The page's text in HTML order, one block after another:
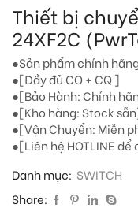
Thiết bị
24XF2C
●Sản phẩm chính
●[Đầy đủ CO + CQ ]
●[Bảo Hành: Chính
●[Kho hàng: Stock
●[Vận Chuyển: Miễn
●[Liên hệ HOTLINE
Danh mục: SWITCH
Share: